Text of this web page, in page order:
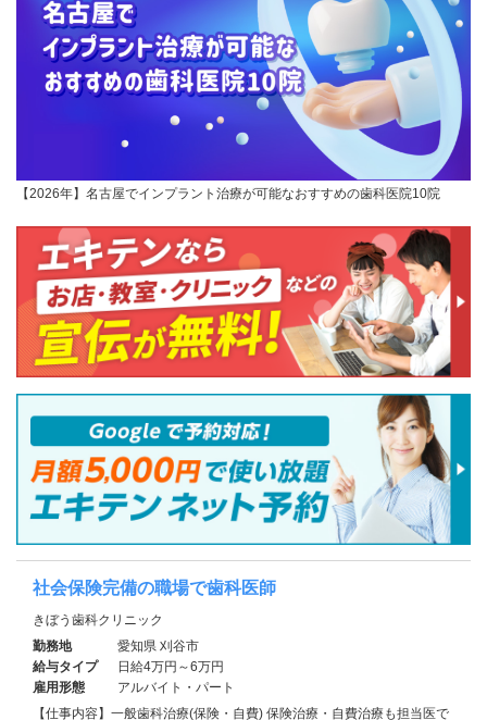
【2026年】名古屋でインプラント治療が可能なおすすめの歯科医院10院
社会保険完備の職場で歯科医師
きぼう歯科クリニック
勤務地
愛知県 刈谷市
給与タイプ
日給4万円～6万円
雇用形態
アルバイト・パート
【仕事内容】一般歯科治療(保険・自費) 保険治療・自費治療も担当医で